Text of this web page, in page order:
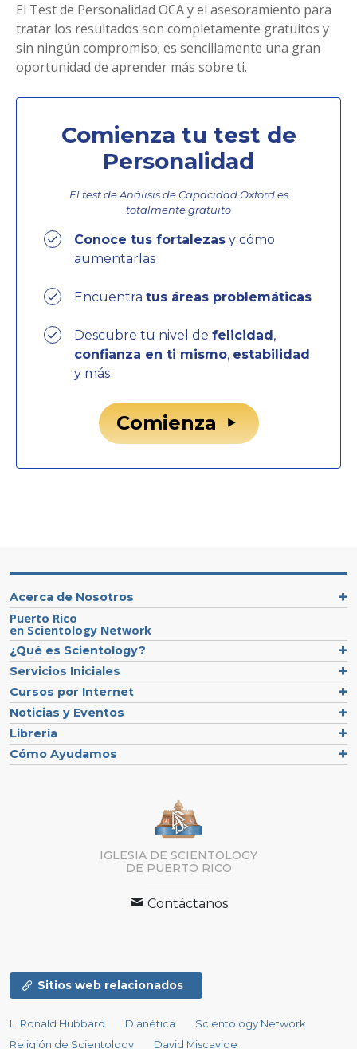
El Test de Personalidad OCA y el asesoramiento para
tratar los resultados son completamente gratuitos y
sin ningún compromiso; es sencillamente una gran
oportunidad de aprender más sobre ti.
Comienza tu test de
Personalidad
El test de Análisis de Capacidad Oxford es
totalmentegratuito
Conoce tus fortalezas y cómo
aumentarlas
Encuentra tus áreas problemáticas
Descubre tu nivel de felicidad ,
confianza en ti mismo, estabilidad
y más
Comienza
Acerca de Nosotros
Puerto Rico
en Scientology Network
¿Qué es Scientology?
Servicios Iniciales
Cursos por Internet
Noticias y Eventos
Librería
Cómo Ayudamos
IGLESIA DE SCIENTOLOGY
DE PUERTO RICO
Contáctanos
Sitios web relacionados
L. Ronald Hubbard Dianética
Scientology Network
Religión de Scientology
David Miscavige